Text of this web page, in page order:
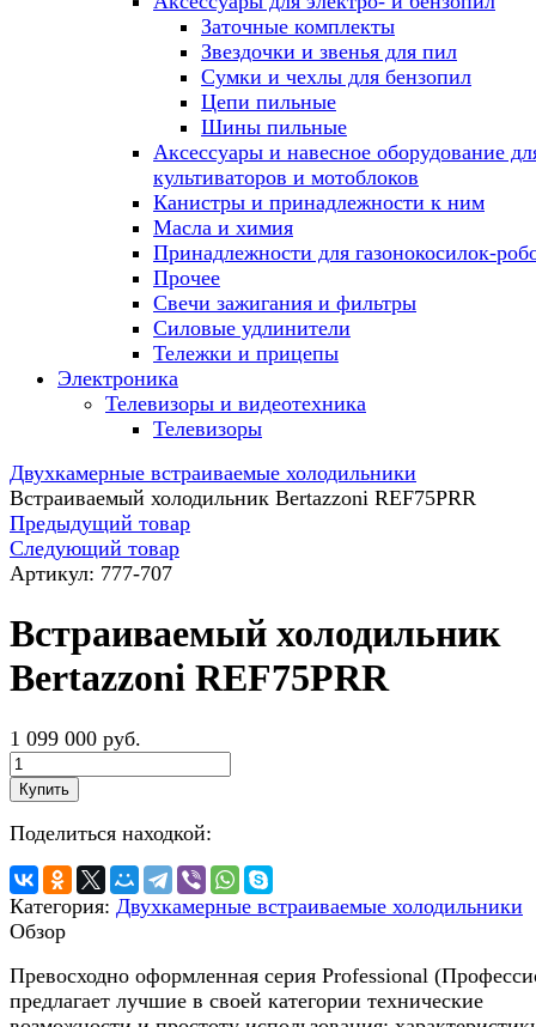
Заточные комплекты
Звездочки и звенья для пил
Сумки и чехлы для бензопил
Цепи пильные
Шины пильные
Аксессуары и навесное оборудование
культиваторов и мотоблоков
Канистры и принадлежности к ним
Масла и химия
Принадлежности для газонокосилок-
Прочее
Свечи зажигания и фильтры
Силовые удлинители
Тележки и прицепы
Электроника
Телевизоры и видеотехника
Телевизоры
Двухкамерные встраиваемые холодильники
Встраиваемый холодильник Bertazzoni REF75PRR
Предыдущий товар
Следующий товар
Артикул: 777-707
Встраиваемый холодильник
Bertazzoni REF75PRR
1 099 000 руб.
Купить
Поделиться находкой:
Категория: Двухкамерные встраиваемые холодильники
Обзор
Превосходно оформленная серия Professional
предлагает лучшие в своей категории технические